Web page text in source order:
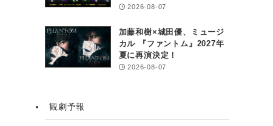
2026-08-07
加藤和樹×城田優、ミュージ
カル 『ファントム』2027年
夏に再演決定！
2026-08-07
観劇予報